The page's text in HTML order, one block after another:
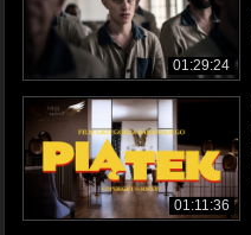
01:29:24
01:11:36